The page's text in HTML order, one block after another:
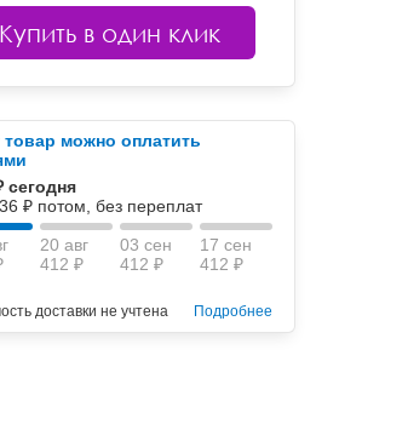
Купить в один клик
товар можно оплатить
сегодня
₽ потом, без переплат
20 авг
412 ₽
03 сен
412 ₽
17 сен
412 ₽
доставки не учтена Подробнее